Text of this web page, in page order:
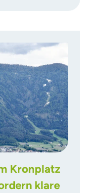
Kronplatz
klare